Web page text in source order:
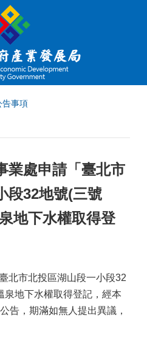
告事項
業處申請「臺北市
段32地號(三號
地下水權取得登
北市北投區湖山段一小段32
泉地下水權取得登記，經本
告，期滿如無人提出異議，